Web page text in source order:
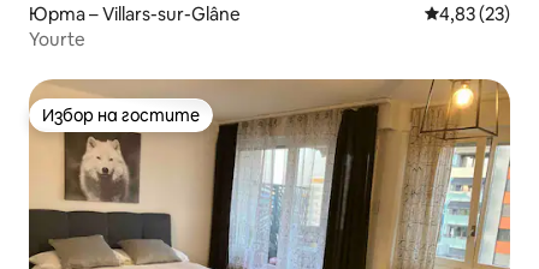
Юрта – Villars-sur-Glâne Средна
4,83 (23)
Yourte
Избор на гостите
Избор на гостите